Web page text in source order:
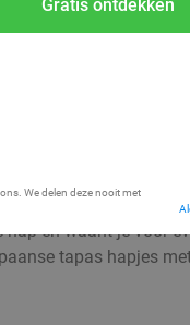
Gratis ontdekken
We delen deze nooit met
en waant je voor
tapas hapjes